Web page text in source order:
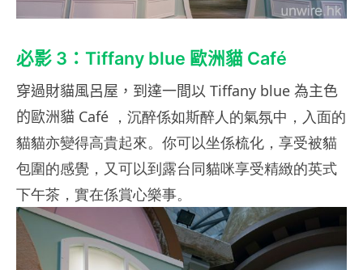
必影 3：Tiffany blue 歐洲貓 Café
穿過財貓風呂屋，到達一間以 Tiffany blue 為主色
的歐洲貓 Café ，沉醉係如斯醉人的氣氛中，入面的
貓貓亦變得高貴起來。你可以坐係梳化，享受被貓
包圍的感覺，又可以到露台同貓咪享受精緻的英式
下午茶，實在係賞心樂事。